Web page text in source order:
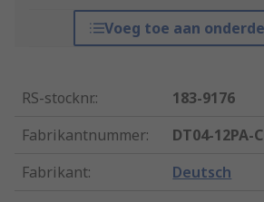
Voeg toe aan
RS-stocknr.:
183-9176
Fabrikantnummer:
DT04-12PA-
Fabrikant: Deutsch